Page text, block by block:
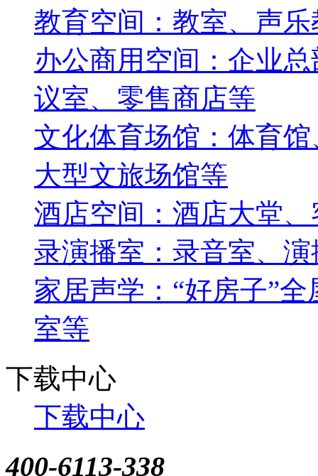
教育空间：教室、声
办公商用空间：企业
议室、零售商店等
文化体育场馆：体育
大型文旅场馆等
酒店空间：酒店大堂
录演播室：录音室、
家居声学：“好房子”
室等
下载中心
下载中心
400-6113-338